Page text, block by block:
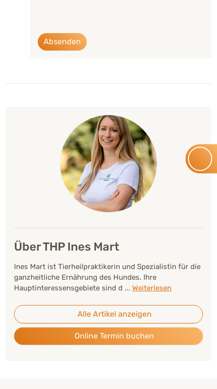
Absenden
Über THP Ines Mart
Ines Mart ist Tierheilpraktikerin und Spezialistin für die
ganzheitliche Ernährung des Hundes. Ihre
Hauptinteressensgebiete sind d ... Weiterlesen
Alle Artikel anzeigen
Online Termin buchen